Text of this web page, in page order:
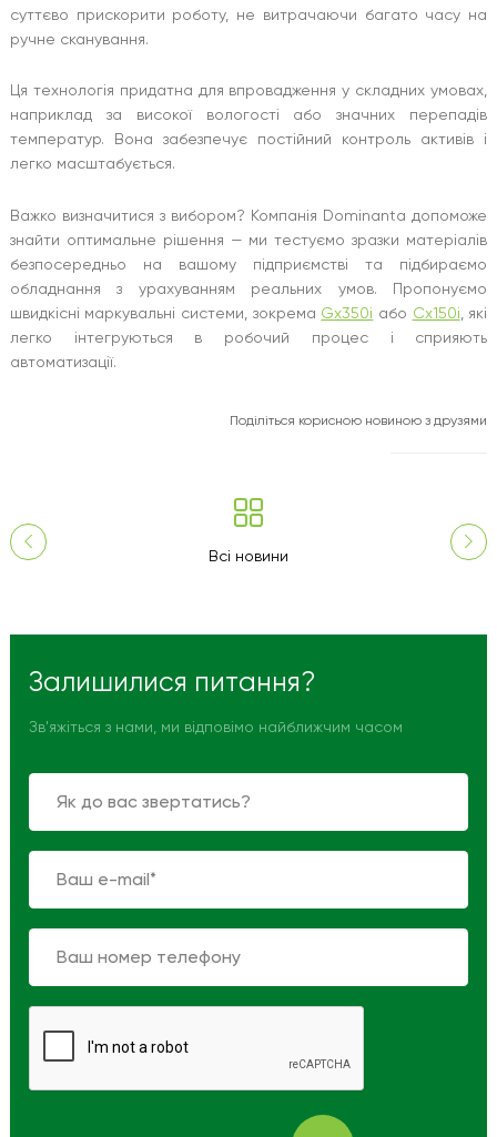
суттєво прискорити роботу, не витрачаючи багато часу на
ручне сканування.
Ця технологія придатна для впровадження у складних умовах,
наприклад за високої вологості або значних перепадів
температур. Вона забезпечує постійний контроль активів і
легко масштабується.
Важко визначитися з вибором? Компанія Dominanta допоможе
знайти оптимальне рішення — ми тестуємо зразки матеріалів
безпосередньо на вашому підприємстві та підбираємо
обладнання з урахуванням реальних умов. Пропонуємо
швидкісні маркувальні системи, зокрема Gx350i або Cx150i , які
легко інтегруються в робочий процес і сприяють
автоматизації.
Поділіться корисною новиною з друзями
Всі новини
Залишилися питання?
Зв'яжіться з нами, ми відповімо найближчим часом